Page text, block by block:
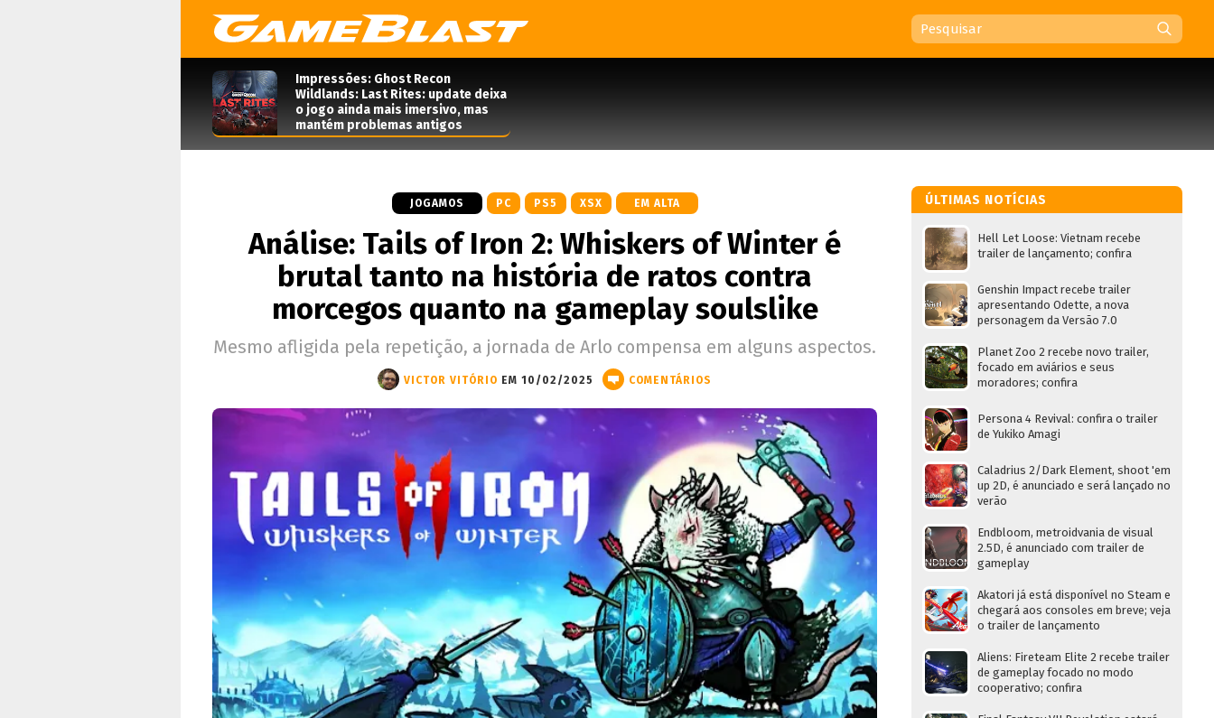
Impressões: Ghost Recon
Wildlands: Last Rites: update deixa
o jogo ainda mais imersivo, mas
mantém problemas antigos
JOGAMOS PC PS5 XSX EM ALTA
Análise: Tails of Iron 2: Whiskers of Winter é
brutal tanto na história de ratos contra
morcegos quanto na gameplay soulslike
Mesmo afligida pela repetição, a jornada de Arlo compensa em alguns aspectos.
VICTOR VITÓRIO EM 10/02/2025 COMENTÁRIOS
ÚLTIMAS NOTÍCIAS
Hell Let Loose: Vietnam recebe
trailer de lançamento; confira
Genshin Impact recebe trailer
apresentando Odette, a nova
personagem da Versão 7.0
Planet Zoo 2 recebe novo trailer,
focado em aviários e seus
moradores; confira
Persona 4 Revival: confira o trailer
de Yukiko Amagi
Caladrius 2/Dark Element, shoot 'em
up 2D, é anunciado e será lançado no
verão
Endbloom, metroidvania de visual
2.5D, é anunciado com trailer de
gameplay
Akatori já está disponível no Steam e
chegará aos consoles em breve; veja
o trailer de lançamento
Aliens: Fireteam Elite 2 recebe trailer
de gameplay focado no modo
cooperativo; confira